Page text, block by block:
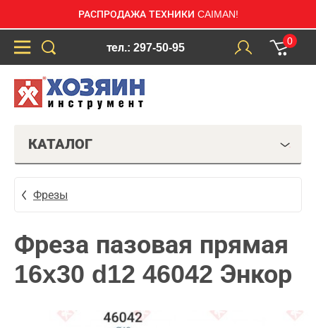
РАСПРОДАЖА ТЕХНИКИ CAIMAN!
тел.: 297-50-95
0
КАТАЛОГ
Фрезы
Фреза пазовая прямая
16x30 d12 46042 Энкор